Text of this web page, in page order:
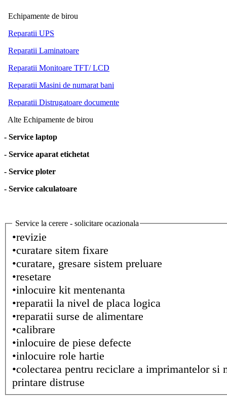
Echipamente de birou
Reparatii UPS
Reparatii Laminatoare
Reparatii Monitoare TFT/ LCD
Reparatii Masini de numarat bani
Reparatii Distrugatoare documente
Alte Echipamente de birou
- Service laptop
- Service aparat etichetat
- Service ploter
- Service calculatoare
Service la cerere - solicitare ocazionala
•revizie
•curatare sitem fixare
•curatare, gresare sistem preluare
•resetare
•inlocuire kit mentenanta
•reparatii la nivel de placa logica
•reparatii surse de alimentare
•calibrare
•inlocuire de piese defecte
•inlocuire role hartie
•colectarea pentru reciclare a imprimantelor si
printare distruse